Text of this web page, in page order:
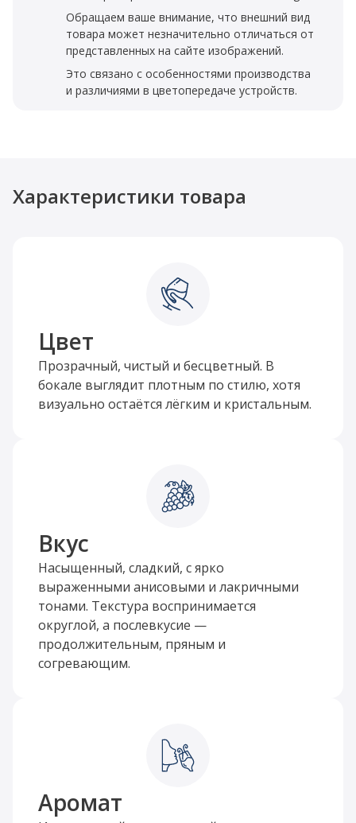
Обращаем ваше внимание, что внешний вид
товара может незначительно отличаться от
представленных на сайте изображений.
Это связано с особенностями производства
и различиями в цветопередаче устройств.
Характеристики товара
Цвет
Прозрачный, чистый и бесцветный. В
бокале выглядит плотным по стилю, хотя
визуально остаётся лёгким и кристальным.
Вкус
Насыщенный, сладкий, с ярко
выраженными анисовыми и лакричными
тонами. Текстура воспринимается
округлой, а послевкусие —
продолжительным, пряным и
согревающим.
Аромат